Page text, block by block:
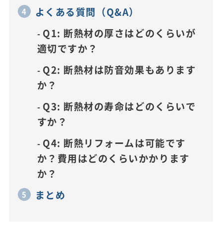
よくある質問（Q&A）
Q1: 断熱材の厚さはどのくらいが
適切ですか？
Q2: 断熱材は防音効果もあります
か？
Q3: 断熱材の寿命はどのくらいで
すか？
Q4: 断熱リフォームは可能です
か？費用はどのくらいかかります
か？
まとめ